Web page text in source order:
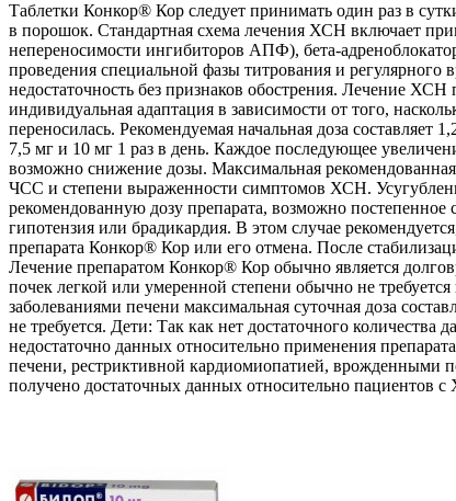
Таблетки Конкор® Кор следует принимать один раз в
в порошок. Стандартная схема лечения ХСН включает
непереносимости ингибиторов АПФ), бета-
проведения специальной фазы титрования и регулярного
недостаточность без признаков обострения. Лечение
индивидуальная адаптация в зависимости от того,
переносилась. Рекомендуемая начальная доза
7,5 мг и 10 мг 1 раз в день. Каждое последующее
возможно снижение дозы. Максимальная
ЧСС и степени выраженности симптомов ХСН.
рекомендованную дозу препарата, возможно
гипотензия или брадикардия. В этом случае
препарата Конкор® Кор или его отмена. После
Лечение препаратом Конкор® Кор обычно является
почек легкой или умеренной степени обычно не
заболеваниями печени максимальная суточная доза
не требуется. Дети: Так как нет достаточного
недостаточно данных относительно применения
печени, рестриктивной кардиомиопатией, врожденными
получено достаточных данных относительно пациентов